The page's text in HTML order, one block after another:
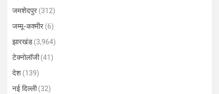
जमशेदपुर(312)
जम्मू-कश्मीर(6)
झारखंड(3,964)
टेक्नोलॉजी(41)
देश(139)
नई दिल्ली(32)